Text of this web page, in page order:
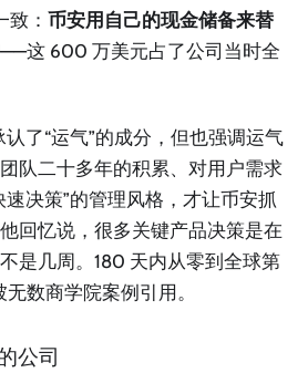
致： 币安用自己的现金储备来替
——这 600 万美元占了公司当时全
了“运气”的成分，但也强调运气
队二十多年的积累、对用户需求
决策”的管理风格，才让币安抓
回忆说，很多关键产品决策是在
是几周。180 天内从零到全球第
数商学院案例引用。
公司